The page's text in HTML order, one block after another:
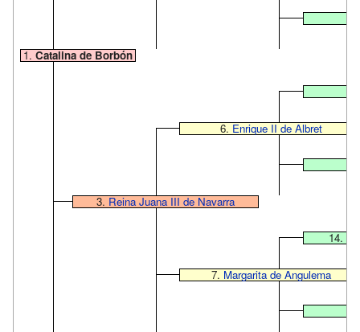
1.Catalina de Borbón
6.Enrique II de Albret
3.Reina Juana III de Navarra
14.
7.Margarita de Angulema